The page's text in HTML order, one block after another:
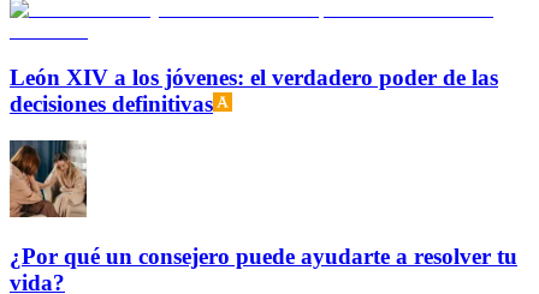
León XIV a los jóvenes: el verdadero poder de las
decisiones definitivas
¿Por qué un consejero puede ayudarte a resolver tu
vida?